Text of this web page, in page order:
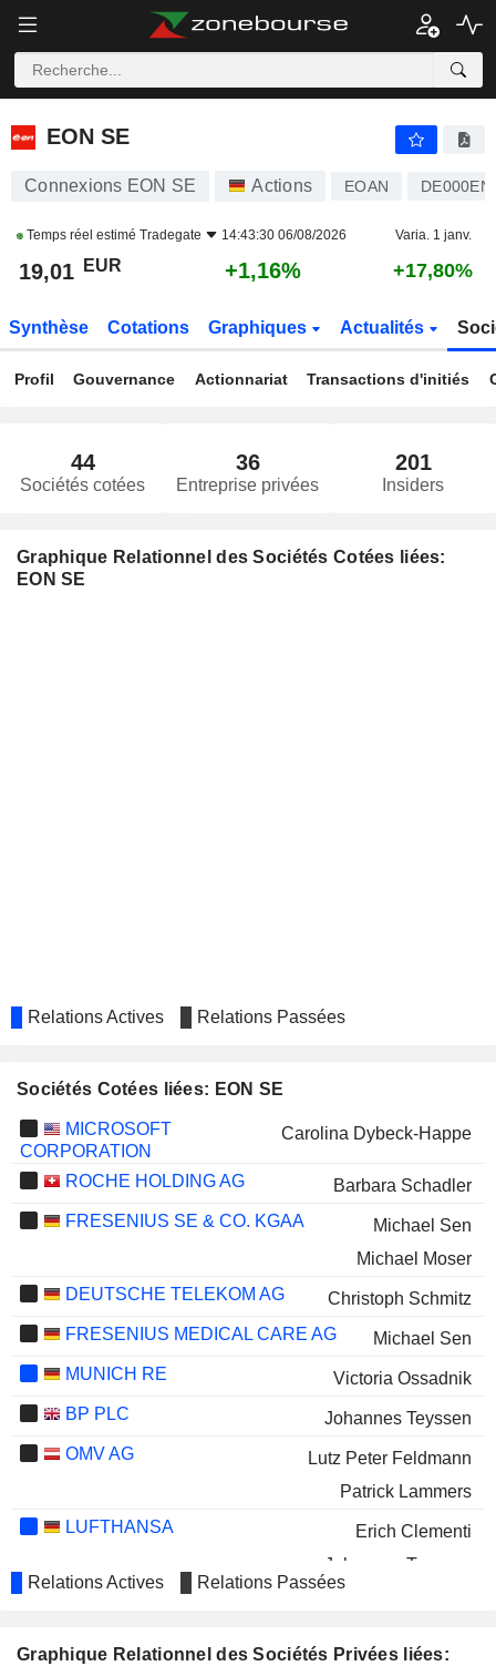
EON SE
EON SE
Connexions EON SE Actions EOAN
Temps réel estimé Tradegate 14:43:30 06/08/2026 Varia. 1 janv.
19,01 EUR +1,16% +17,80%
Synthèse Cotations Graphiques Actualités
Profil Gouvernance Actionnariat Transactions d'initiés
44
Sociétés cotées
36
Entreprise privées
201
Insiders
Graphique Relationnel des Sociétés Cotées liées:
EON SE
Relations Actives Relations Passées
Sociétés Cotées liées: EON SE
MICROSOFT
CORPORATION
Carolina Dybeck-Happe
ROCHE HOLDING AG
Barbara Schadler
FRESENIUS SE & CO. KGAA
Michael Sen
Michael Moser
DEUTSCHE TELEKOM AG
Christoph Schmitz
FRESENIUS MEDICAL CARE AG
Michael Sen
MUNICH RE
Victoria Ossadnik
BP PLC
Johannes Teyssen
OMV AG
Lutz Peter Feldmann
Patrick Lammers
LUFTHANSA
Erich Clementi
Johannes Teyssen
NATURGY ENERGY GROUP, S.A.
Denise Patricia Kingsmill
Relations Actives Relations Passées
Graphique Relationnel des Sociétés Privées liées: